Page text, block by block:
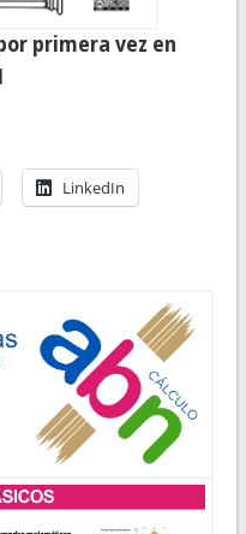
primera vez en
LinkedIn